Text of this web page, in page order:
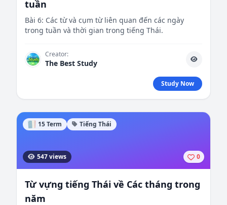
tuần
Bài 6: Các từ và cụm từ liên quan đến các ngày
trong tuần và thời gian trong tiếng Thái.
Creator:
The Best Study
Study Now
15 Term Tiếng Thái
547 views 0
Từ vựng tiếng Thái về Các tháng trong
năm